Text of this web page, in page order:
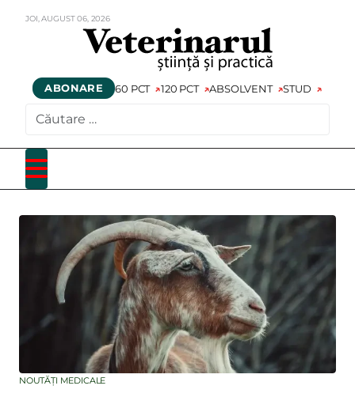
JOI,AUGUST06, 2026
ABONARE 60 PCT 120 PCT ABSOLVENT STUD
NOUTĂȚI MEDICALE